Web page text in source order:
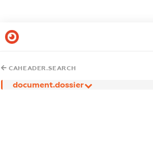
CAHEADER.SEARCH
document.dossier